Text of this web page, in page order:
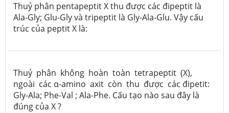
Thuỷ phân pentapeptit X thu được các đipeptit là
Ala-Gly; Glu-Gly và tripeptit là Gly-Ala-Glu. Vậy cấu
trúc của peptit X là:
Thuỷ phân không hoàn toàn tetrapeptit (X),
ngoài các α-amino axit còn thu được các đipetit:
Gly-Ala; Phe-Val ; Ala-Phe. Cấu tạo nào sau đây là
đúng của X ?